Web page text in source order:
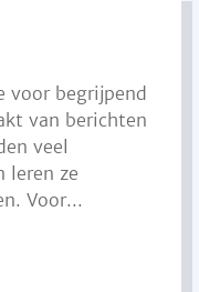
voor begrijpend
van berichten
veel
leren ze
Voor...